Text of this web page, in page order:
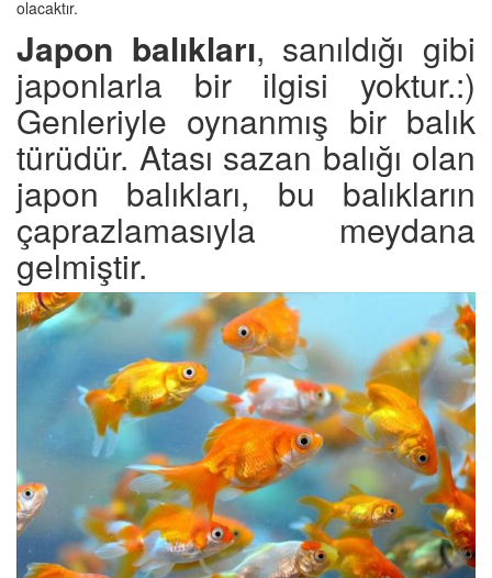
olacaktır.
Japon balıkları, sanıldığı gibi
japonlarla bir ilgisi yoktur.:)
Genleriyle oynanmış bir balık
türüdür. Atası sazan balığı olan
japon balıkları, bu balıkların
çaprazlamasıyla meydana
gelmiştir.